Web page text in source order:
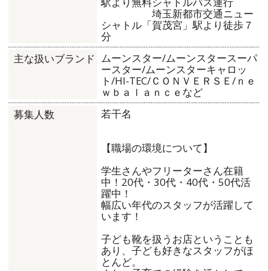
埼玉新都市交通ニュー
シャトル「賀茂宮」駅より徒歩７
分
主な扱いブランド ムーンスター/ムーンスタースーパ
ースター/ムーンスターキャロッ
ト/HI-TEC/ＣＯＮＶＥＲＳＥ/ｎｅ
ｗｂａｌａｎｃｅなど
募集人数
若干名
【職場の環境について】
学生さんやフリーターさん在籍
中！20代・30代・40代・50代活
躍中！
幅広い年代のスタッフが活躍して
います！
子ども靴を扱うお店ということも
あり、子ども好きなスタッフがほ
とんど。